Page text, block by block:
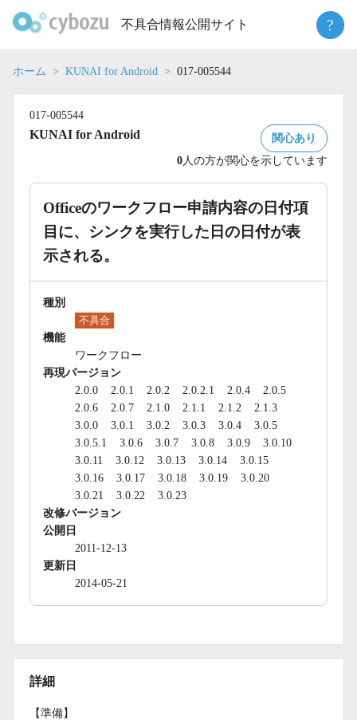
不具合情報公開サイト ?
ホーム KUNAI for Android 017-005544
017-005544
KUNAI for Android
関心あり
0 人の方が関心を示しています
Officeのワークフロー申請内容の日付項
目に、シンクを実行した日の日付が表
示される。
種別
不具合
機能
ワークフロー
再現バージョン
2.0.0
2.0.1 2.0.2 2.0.2.1 2.0.4
2.0.5
2.0.6
2.0.7 2.1.0 2.1.1 2.1.2
2.1.3
3.0.0
3.0.1 3.0.2 3.0.3 3.0.4
3.0.5
3.0.5.1
3.0.6 3.0.7 3.0.8 3.0.9
3.0.10
3.0.11
3.0.12 3.0.13 3.0.14
3.0.15
3.0.16
3.0.17 3.0.18 3.0.19
3.0.20
3.0.21
3.0.22
3.0.23
改修バージョン
公開日
2011-12-13
更新日
2014-05-21
詳細
【準備】